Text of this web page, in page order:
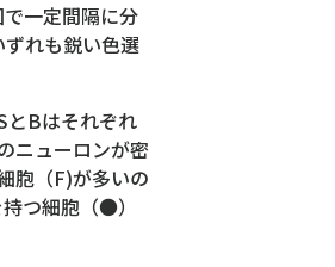
一定間隔に分
れも鋭い色選
とBはそれぞれ
ニューロンが密
胞（F)が多いの
つ細胞（●）